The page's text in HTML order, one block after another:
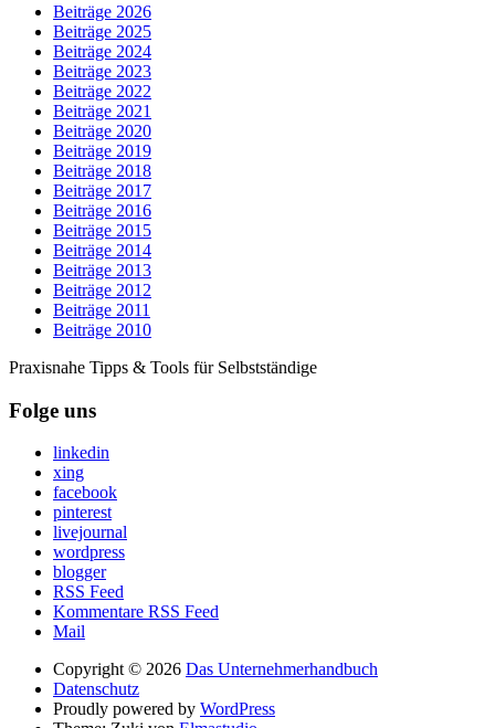
Beiträge 2026
Beiträge 2025
Beiträge 2024
Beiträge 2023
Beiträge 2022
Beiträge 2021
Beiträge 2020
Beiträge 2019
Beiträge 2018
Beiträge 2017
Beiträge 2016
Beiträge 2015
Beiträge 2014
Beiträge 2013
Beiträge 2012
Beiträge 2011
Beiträge 2010
Praxisnahe Tipps & Tools für Selbstständige
Folge uns
linkedin
xing
facebook
pinterest
livejournal
wordpress
blogger
RSS Feed
Kommentare RSS Feed
Mail
Copyright © 2026 Das Unternehmerhandbuch
Datenschutz
Proudly powered by WordPress